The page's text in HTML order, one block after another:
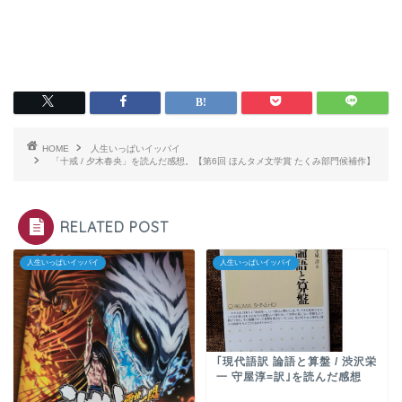
HOME
人生いっぱいイッパイ
「十戒 / 夕木春央」を読んだ感想。【第6回 ほんタメ文学賞 たくみ部門候補作】
RELATED POST
人生いっぱいイッパイ 人生いっぱいイッパイ
｢現代語訳 論語と算盤 / 渋沢栄
一 守屋淳=訳｣を読んだ感想